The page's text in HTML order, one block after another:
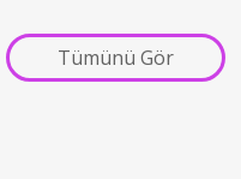
Tümünü Gör